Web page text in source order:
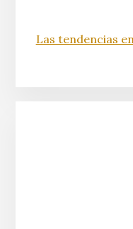
Las tendencias